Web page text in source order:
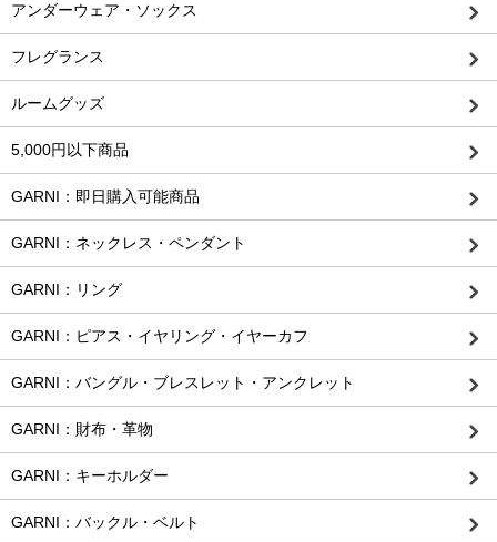
アンダーウェア・ソックス
フレグランス
ルームグッズ
5,000円以下商品
GARNI：即日購入可能商品
GARNI：ネックレス・ペンダント
GARNI：リング
GARNI：ピアス・イヤリング・イヤーカフ
GARNI：バングル・ブレスレット・アンクレット
GARNI：財布・革物
GARNI：キーホルダー
GARNI：バックル・ベルト